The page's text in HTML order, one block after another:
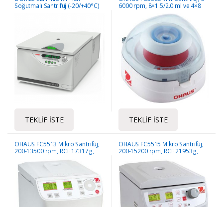
Soğutmalı Santrifüj (-20/+40°C)
TEKLIF İSTE
6000 rpm, 8×1.5/2.0 ml ve 4×8
PCR Açılı Rotorlar dahil
TEKLIF İSTE
OHAUS FC5513 Mikro Santrifüj,
200-13500 rpm, RCF 17317g,
OHAUS FC5515 Mikro Santrifüj,
200-15200 rpm, RCF 21953g,
12x5ml